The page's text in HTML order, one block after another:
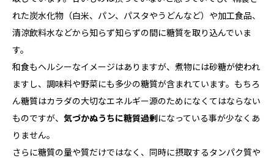
れた炭水化物（白米、パン、パスタやうどんなど）や加工食品、
清涼飲料水などから知らず知らずの間に糖質を取り込んでいま
す。
和食もヘルシーなイメージはありますが、煮物には砂糖が使われ
ますし、調味料や野菜にも多少の糖質が含まれています。もちろ
ん糖質はカラダの大切なエネルギー源のためになくてはならない
ものですが、 気づかぬうちに糖質過剰になっている事が少なくあ
りません。
さらに糖質の量や質だけではなく、同時に摂取するタンパク質や